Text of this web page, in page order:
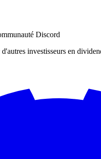
Discord
investisseurs en